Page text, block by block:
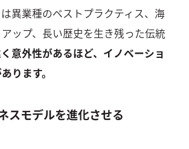
異業種のベストプラクティス、海
ップ、長い歴史を生き残った伝統
意外性があるほど、イノベーショ
ります。
スモデルを進化させる